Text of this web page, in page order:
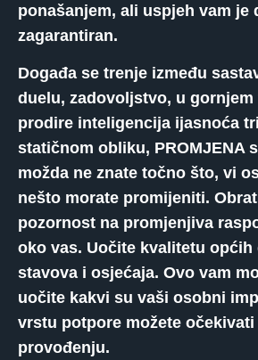
ponašanjem, ali uspjeh vam je
zagarantiran.
Događa se trenje između
duelu, zadovoljstvo, u gornjem
prodire inteligencija ijasnoća
statičnom obliku, PROMJENA
možda ne znate točno što, vi
nešto morate promijeniti.
pozornost na promjenjiva
oko vas. Uočite kvalitetu općih
stavova i osjećaja. Ovo vam
uočite kakvi su vaši osobni
vrstu potpore možete
provođenju.